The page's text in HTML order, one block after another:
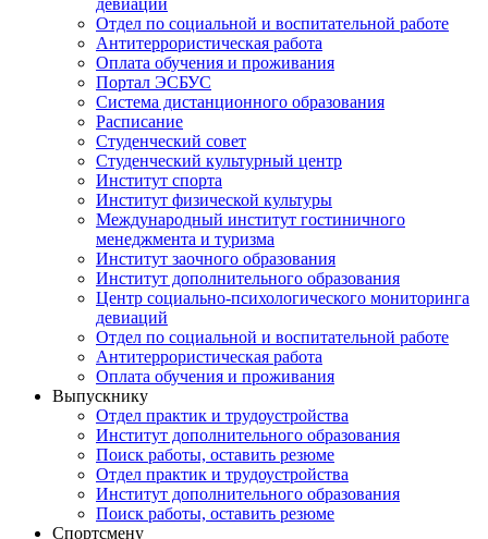
девиаций
Отдел по социальной и воспитательной работе
Антитеррористическая работа
Оплата обучения и проживания
Портал ЭСБУС
Система дистанционного образования
Расписание
Студенческий совет
Студенческий культурный центр
Институт спорта
Институт физической культуры
Международный институт гостиничного
менеджмента и туризма
Институт заочного образования
Институт дополнительного образования
Центр социально-психологического мониторинга
девиаций
Отдел по социальной и воспитательной работе
Антитеррористическая работа
Оплата обучения и проживания
Выпускнику
Отдел практик и трудоустройства
Институт дополнительного образования
Поиск работы, оставить резюме
Отдел практик и трудоустройства
Институт дополнительного образования
Поиск работы, оставить резюме
Спортсмену